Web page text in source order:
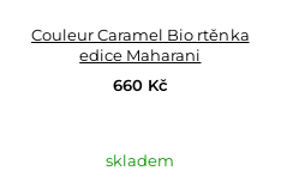
Couleur Caramel Bio rtěnka
edice Maharani
660 Kč
skladem